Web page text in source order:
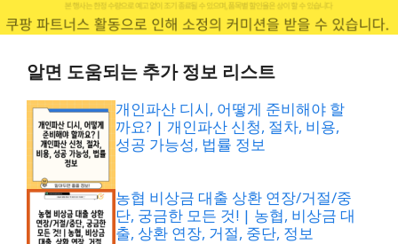
알면 도움되는 추가 정보 리스트
개인파산 디시, 어떻게 준비해야 할
까요? | 개인파산 신청, 절차, 비용,
성공 가능성, 법률 정보
농협 비상금 대출 상환 연장/거절/중
단, 궁금한 모든 것! | 농협, 비상금 대
출, 상환 연장, 거절, 중단, 정보